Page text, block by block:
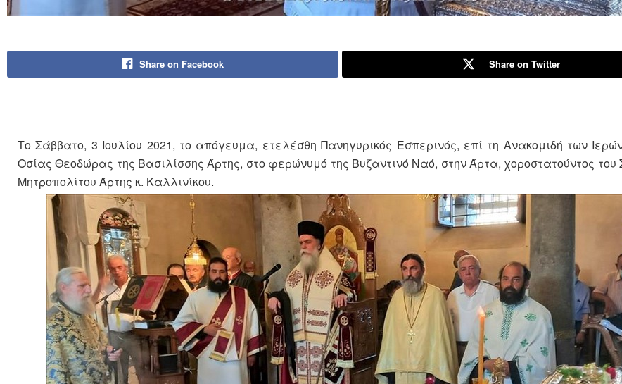
Share on Facebook Share on Twitter
Το Σάββατο, 3 Ιουλίου 2021, το απόγευμα, ετελέσθη Πανηγυρικός Εσπερινός, επί τη Ανακομιδή των
Οσίας Θεοδώρας της Βασιλίσσης Άρτης, στο φερώνυμό της Βυζαντινό Ναό, στην Άρτα, χοροστατούντος του
Μητροπολίτου Άρτης κ. Καλλινίκου.